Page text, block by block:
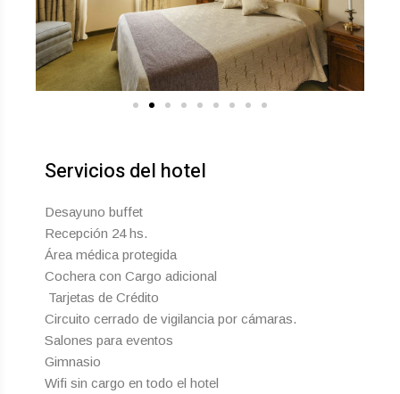
Servicios del hotel
Desayuno buffet
Recepción 24 hs.
Área médica protegida
Cochera con Cargo adicional
Tarjetas de Crédito
Circuito cerrado de vigilancia por cámaras.
Salones para eventos
Gimnasio
Wifi sin cargo en todo el hotel